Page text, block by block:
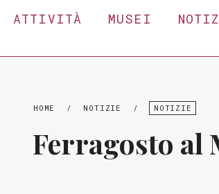
ATTIVITÀ MUSEI
HOME / NOTIZIE / NOTIZIE
Ferragosto al